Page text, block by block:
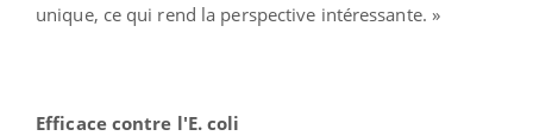
unique, ce qui rend la perspective intéressante. »
Efficace contre l'E. coli